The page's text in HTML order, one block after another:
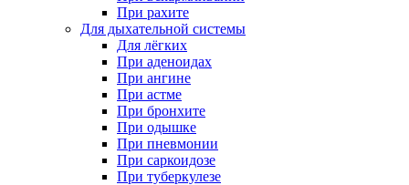
При рахите
Для дыхательной системы
Для лёгких
При аденоидах
При ангине
При астме
При бронхите
При одышке
При пневмонии
При саркоидозе
При туберкулезе